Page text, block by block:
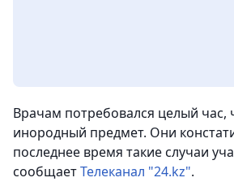
Врачам потребовался целый час,
инородный предмет. Они
последнее время такие случаи
сообщаетТелеканал "24.kz".